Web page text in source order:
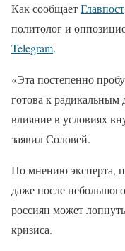
Как сообщаетГлавпост
политолог и
Telegram.
«Эта постепенно
готова к радикальным
влияние в условиях
заявил Соловей.
По мнению эксперта,
даже после
россиян может
кризиса.